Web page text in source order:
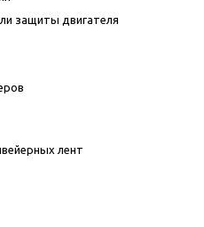
защиты двигателя
лент